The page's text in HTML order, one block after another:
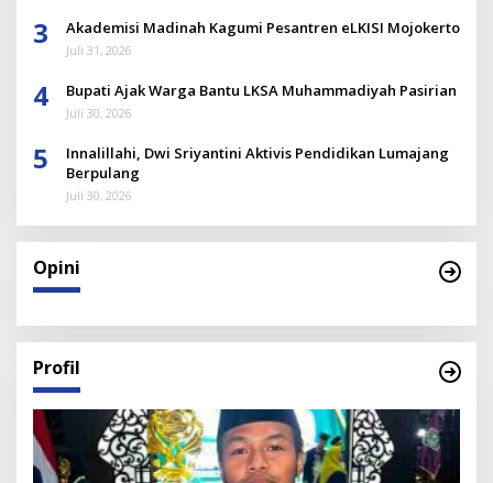
3 Akademisi Madinah Kagumi Pesantren eLKISI Mojokerto
Juli 31, 2026
4 Bupati Ajak Warga Bantu LKSA Muhammadiyah Pasirian
Juli 30, 2026
5
Innalillahi, Dwi Sriyantini Aktivis Pendidikan Lumajang
Berpulang
Juli 30, 2026
Opini
Profil